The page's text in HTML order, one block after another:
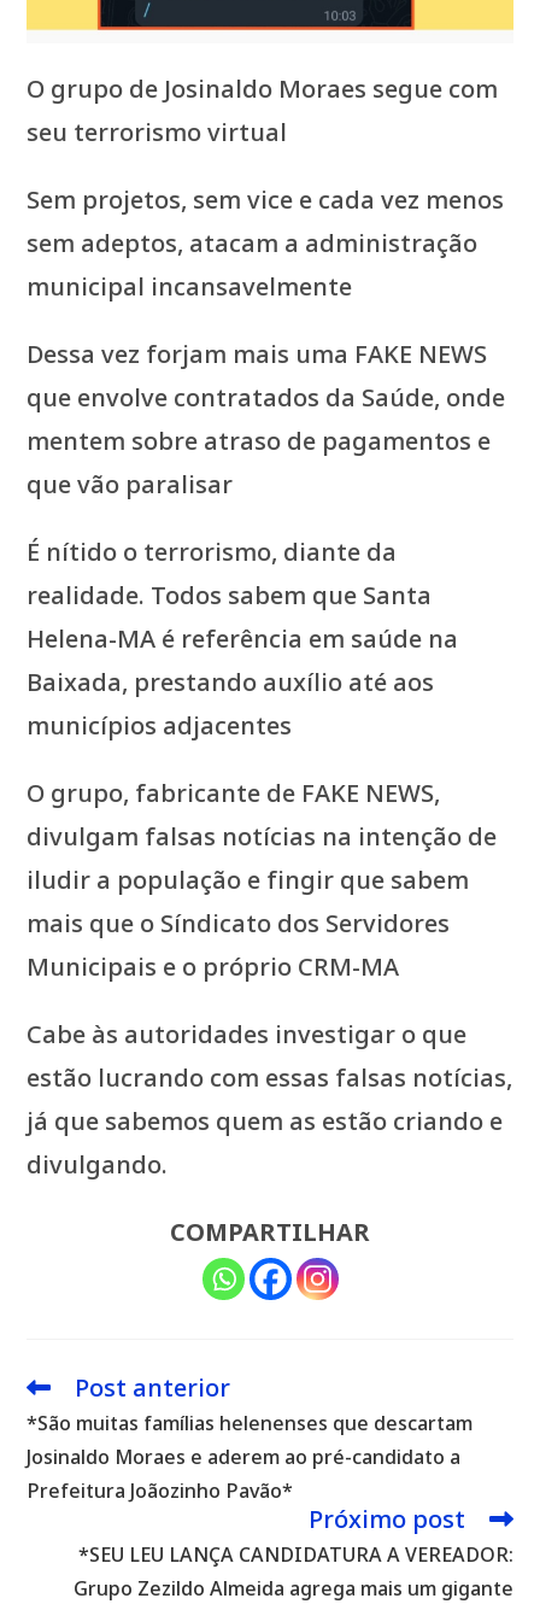
O grupo de Josinaldo Moraes segue com
seu terrorismo virtual
Sem projetos, sem vice e cada vez menos
sem adeptos, atacam a administração
municipal incansavelmente
Dessa vez forjam mais uma FAKE NEWS
que envolve contratados da Saúde, onde
mentem sobre atraso de pagamentos e
que vão paralisar
É nítido o terrorismo, diante da
realidade. Todos sabem que Santa
Helena-MA é referência em saúde na
Baixada, prestando auxílio até aos
municípios adjacentes
O grupo, fabricante de FAKE NEWS,
divulgam falsas notícias na intenção de
iludir a população e fingir que sabem
mais que o Síndicato dos Servidores
Municipais e o próprio CRM-MA
Cabe às autoridades investigar o que
estão lucrando com essas falsas notícias,
já que sabemos quem as estão criando e
divulgando.
COMPARTILHAR
Leia
artigos
Post anterior
*São muitas famílias helenenses que descartam
Josinaldo Moraes e aderem ao pré-candidato a
Prefeitura Joãozinho Pavão*
Próximo post
*SEU LEU LANÇA CANDIDATURA A VEREADOR:
Grupo Zezildo Almeida agrega mais um gigante